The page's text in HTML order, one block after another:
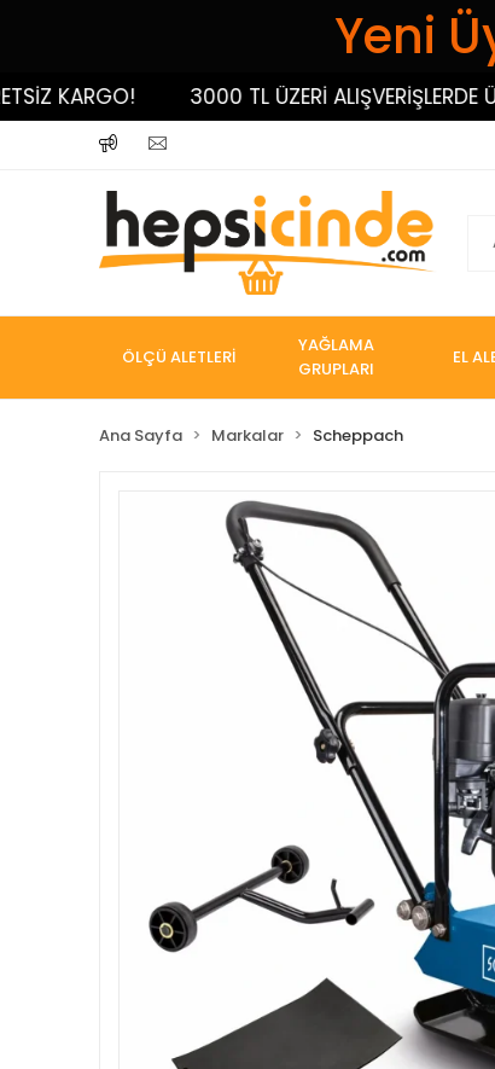
Yeni
KARGO! 3000 TL ÜZERİ ALIŞVERİŞLERDE
ÖLÇÜ ALETLERİ
YAĞLAMA
GRUPLARI
EL
Ana Sayfa Markalar Scheppach